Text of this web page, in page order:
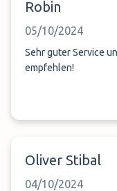
Robin
05/10/2024
Sehr guter Service
empfehlen!
Oliver Stibal
04/10/2024